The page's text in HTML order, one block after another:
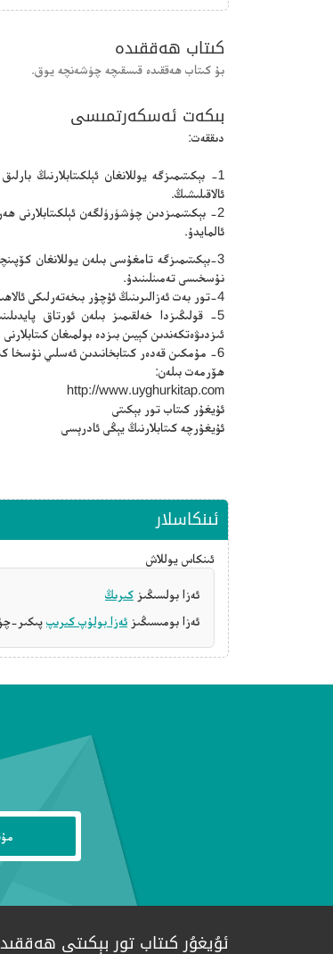
كىتاب ھەققىدە
بۇ كىتاب ھەققىدە قىسقىچە چۈشەنچە يوق.
بىكەت ئەسكەرتمىسى
دىققەت:
1- بېكىتىمىزگە يوللانغان ئېلكىتابلارنىڭ
ئالاقىلىشىڭ.
2- بېكىتىمىزدىن چۈشۈرۈلگەن ئېلكىتابلارنى
ئالمايدۇ.
3-بېكىتىمىزگە تامغۇسى بىلەن يوللانغان
نۇسخىسى تەمىنلىنىدۇ.
4-تور بەت ئەزالىرىنىڭ ئۇچۇر بىخەتەرلىكى ئالاھىدە قوغدىلىدۇ.
5- قولىڭىزدا خەلقىمىز بىلەن ئورتاق
ئىزدىۋەتكەندىن كېيىن بىزدە بولمىغان
6- مۇمكىن قەدەر كىتابخانىدىن ئەسلىي نۇسخا كىتابنى سېتىۋېلىپ ئوقۇڭ.
ھۆرمەت بىلەن:
http://www.uyghurkitap.com
ئۇيغۇر كىتاب تور بېكىتى
ئۇيغۇرچە كىتابلارنىڭ يېڭى ئادرېسى
ئىنكاسلار
ئىنكاس يوللاش
ئەزا بولسىڭىز كىرىڭ
ئەزا بومىسىڭىز ئەزا بولۇپ كىرىپ پىكىر-
ئۇيغۇر كىتاب تور بېكىتى